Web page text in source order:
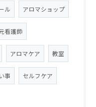
ル アロマショップ
看護師
アロマケア 教室
事 セルフケア